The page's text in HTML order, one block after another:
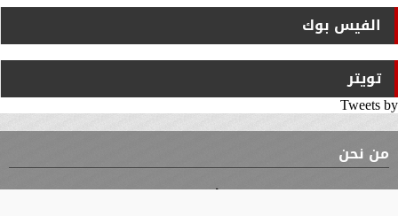
الفيس بوك
تويتر
Tweets by
من نحن